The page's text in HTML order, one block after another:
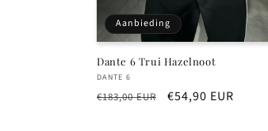
Aanbieding
Dante 6 Trui Hazelnoot
Verkoper:
DANTE 6
Normale
€183,00 EUR Aanbiedingsprijs
€54,90 EUR